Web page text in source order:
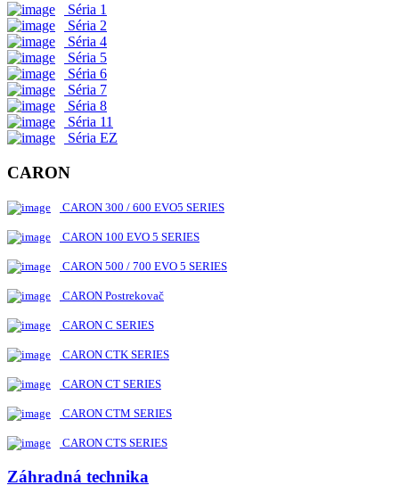
Séria 1
Séria 2
Séria 4
Séria 5
Séria 6
Séria 7
Séria 8
Séria 11
Séria EZ
CARON
CARON 300 / 600 EVO5 SERIES
CARON 100 EVO 5 SERIES
CARON 500 / 700 EVO 5 SERIES
CARON Postrekovač
CARON C SERIES
CARON CTK SERIES
CARON CT SERIES
CARON CTM SERIES
CARON CTS SERIES
Záhradná technika